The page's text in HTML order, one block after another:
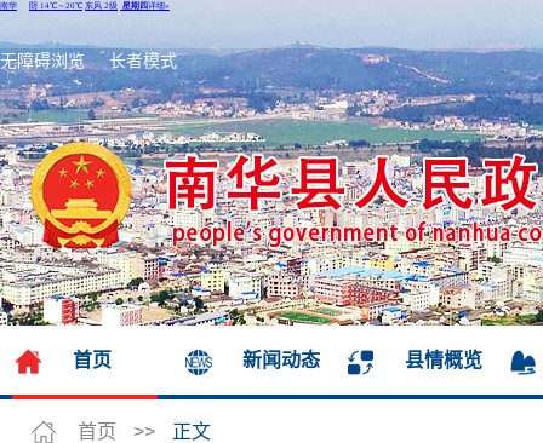
无障碍浏览 长者模式
首页 新闻动态 县情概览
首页 >> 正文